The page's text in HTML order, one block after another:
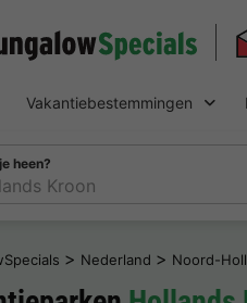
Vakantiebestemmingen
heen?
> Nederland > Noord-